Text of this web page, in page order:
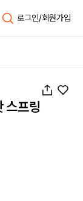
로그인/회원가입
스프링